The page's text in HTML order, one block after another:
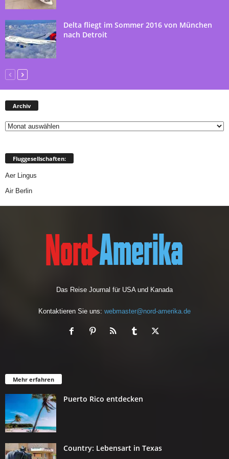
Delta fliegt im Sommer 2016 von München
nach Detroit
Archiv
Fluggesellschaften:
Aer Lingus
Air Berlin
Das Reise Journal für USA und Kanada
Kontaktieren Sie uns: webmaster@nord-amerika.de
Mehr erfahren
Puerto Rico entdecken
Country: Lebensart in Texas